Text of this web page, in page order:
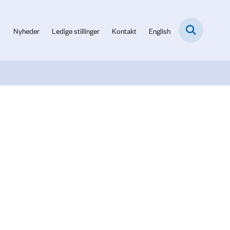
Nyheder Ledige stillinger Kontakt English